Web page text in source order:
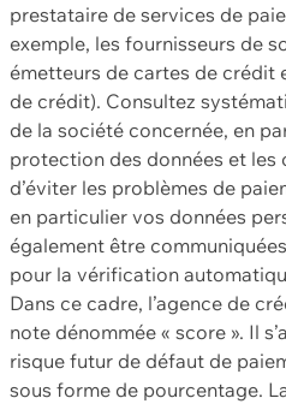
prestataire de services de
exemple, les fournisseurs de
émetteurs de cartes de crédit
de crédit). Consultez
de la société concernée, en
protection des données et les
d’éviter les problèmes de
en particulier vos données
également être
pour la vérification
Dans ce cadre, l’agence de
note dénommée « score ». Il
risque futur de défaut de
sous forme de pourcentage.